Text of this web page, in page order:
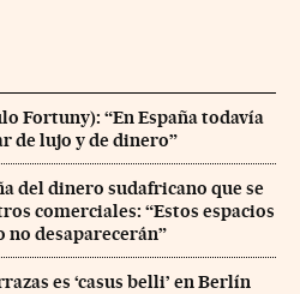
Fortuny): “En España todavía
de lujo y de dinero”
del dinero sudafricano que se
comerciales: “Estos espacios
no desaparecerán”
es ‘casus belli’ en Berlín